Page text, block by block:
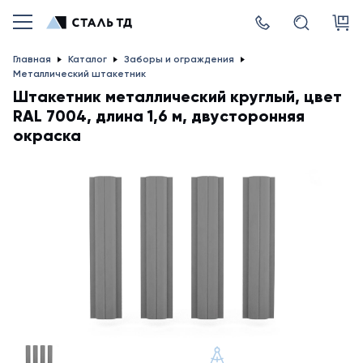
Главная Каталог
Заборы и ограждения
Металлический штакетник
Штакетник металлический круглый, цвет
RAL 7004, длина 1,6 м, двусторонняя
окраска